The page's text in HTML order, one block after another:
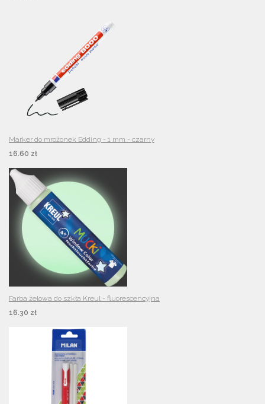
Marker do mrożonek Edding - 1 mm - czarny
16.60 zł
Farba żelowa do szkła Kreul - fluorescencyjna
16.30 zł